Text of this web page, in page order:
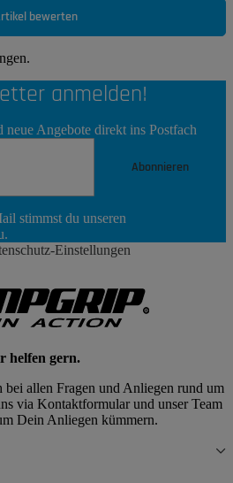
bewerten
anmelden!
neue Angebote direkt ins Postfach
Abonnieren
stimmst du unseren
Einstellungen
helfen gern.
allen Fragen und Anliegen rund um
via Kontaktformular und unser Team
Dein Anliegen kümmern.